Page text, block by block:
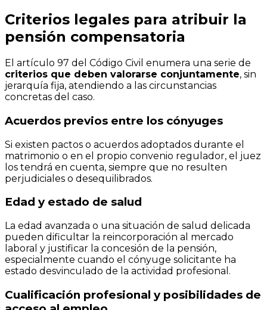
Criterios legales para atribuir la
pensión compensatoria
El artículo 97 del Código Civil enumera una serie de
criterios que deben valorarse conjuntamente, sin
jerarquía fija, atendiendo a las circunstancias
concretas del caso.
Acuerdos previos entre los cónyuges
Si existen pactos o acuerdos adoptados durante el
matrimonio o en el propio convenio regulador, el juez
los tendrá en cuenta, siempre que no resulten
perjudiciales o desequilibrados.
Edad y estado de salud
La edad avanzada o una situación de salud delicada
pueden dificultar la reincorporación al mercado
laboral y justificar la concesión de la pensión,
especialmente cuando el cónyuge solicitante ha
estado desvinculado de la actividad profesional.
Cualificación profesional y posibilidades de